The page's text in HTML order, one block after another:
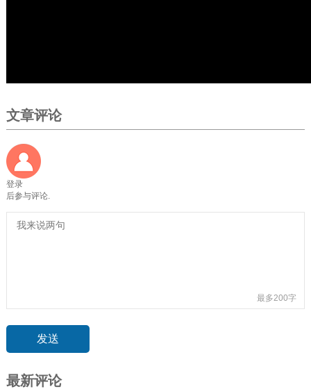
文章评论
登录
后参与评论.
最多200字
最新评论